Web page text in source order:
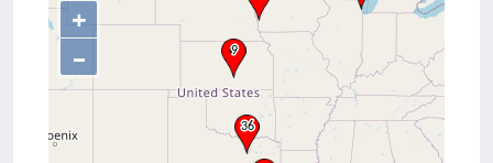
+
–